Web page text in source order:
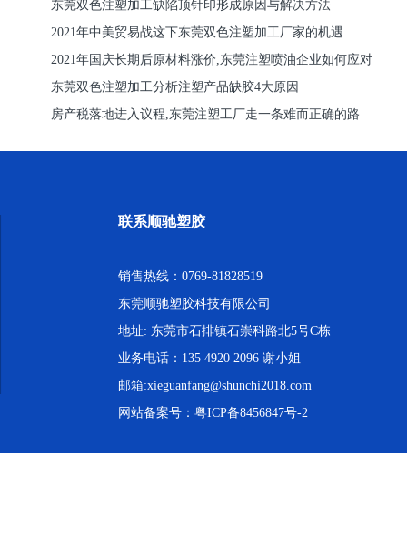
东莞双色注塑加工缺陷顶针印形成原因与解决方法
2021年中美贸易战这下东莞双色注塑加工厂家的机遇
2021年国庆长期后原材料涨价,东莞注塑喷油企业如何应对
东莞双色注塑加工分析注塑产品缺胶4大原因
房产税落地进入议程,东莞注塑工厂走一条难而正确的路
联系顺驰塑胶
销售热线：0769-81828519
东莞顺驰塑胶科技有限公司
地址: 东莞市石排镇石崇科路北5号C栋
业务电话：135 4920 2096 谢小姐
邮箱:xieguanfang@shunchi2018.com
网站备案号： 粤ICP备8456847号-2